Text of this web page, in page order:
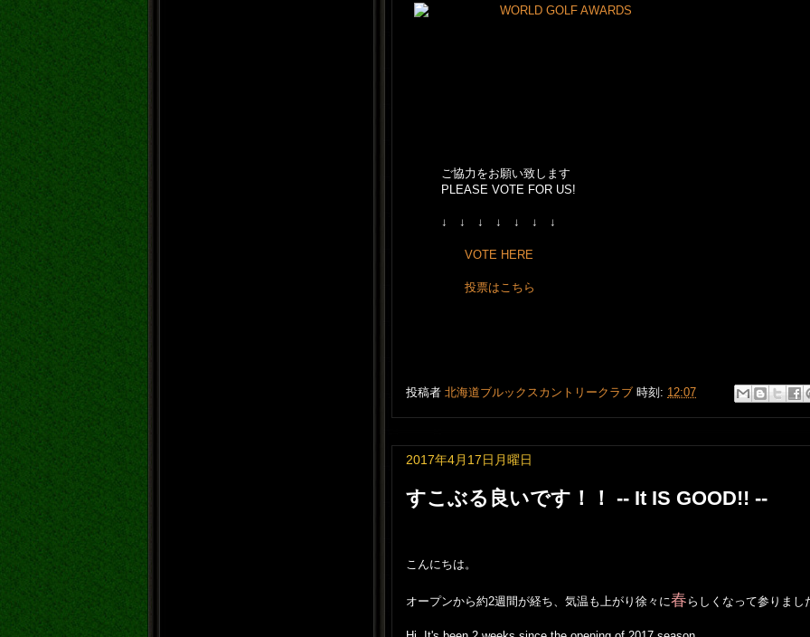
ご協力をお願い致します
PLEASE VOTE FOR US!
↓ ↓ ↓ ↓ ↓ ↓ ↓
VOTE HERE
投票はこちら
投稿者 北海道ブルックスカントリークラブ 時刻: 12:07
2017年4月17日月曜日
すこぶる良いです！！ -- It IS GOOD!! --
こんにちは。
オープンから約2週間が経ち、気温も上がり徐々に春 らしくなって参りまし